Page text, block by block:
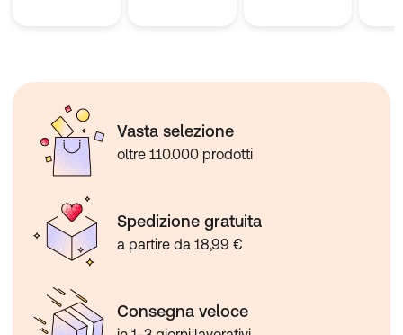
Vasta selezione
oltre 110.000 prodotti
Spedizione gratuita
a partire da 18,99 €
Consegna veloce